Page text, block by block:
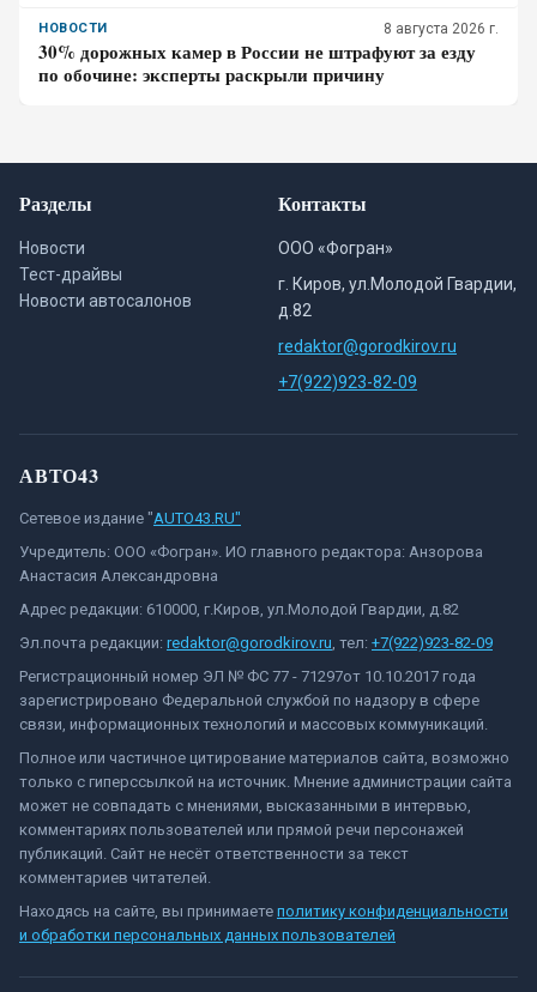
НОВОСТИ 8 августа 2026 г.
30% дорожных камер в России не штрафуют за езду
по обочине: эксперты раскрыли причину
Разделы
Новости
Тест-драйвы
Новости автосалонов
Контакты
ООО «Фогран»
г. Киров, ул.Молодой Гвардии,
д.82
redaktor@gorodkirov.ru
+7(922)923-82-09
АВТО43
Сетевое издание "AUTO43.RU"
Учредитель: ООО «Фогран». ИО главного редактора: Анзорова
Анастасия Александровна
Адрес редакции: 610000, г.Киров, ул.Молодой Гвардии, д.82
Эл.почта редакции: redaktor@gorodkirov.ru, тел: +7(922)923-82-09
Регистрационный номер ЭЛ № ФС 77 - 71297от 10.10.2017 года
зарегистрировано Федеральной службой по надзору в сфере
связи, информационных технологий и массовых коммуникаций.
Полное или частичное цитирование материалов сайта, возможно
только с гиперссылкой на источник. Мнение администрации сайта
может не совпадать с мнениями, высказанными в интервью,
комментариях пользователей или прямой речи персонажей
публикаций. Сайт не несёт ответственности за текст
комментариев читателей.
Находясь на сайте, вы принимаете политику конфиденциальности
и обработки персональных данных пользователей